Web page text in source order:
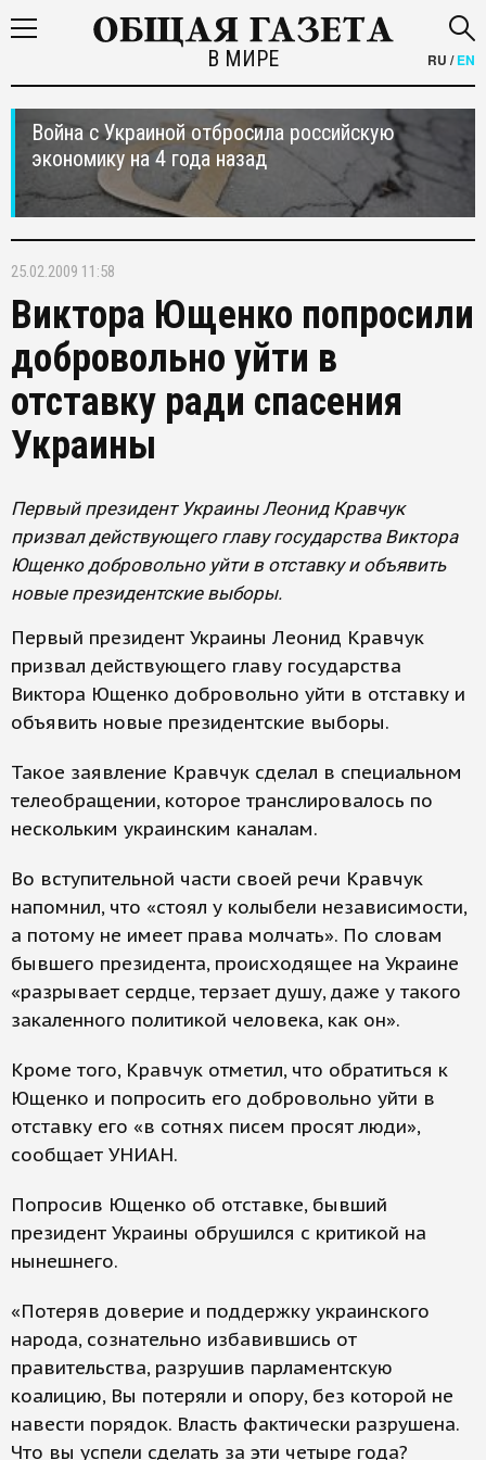
В МИРЕ RU /EN
Война с Украиной отбросила российскую
экономику на 4 года назад
25.02.2009 11:58
Виктора Ющенко попросили
добровольно уйти в
отставку ради спасения
Украины
Первый президент Украины Леонид Кравчук
призвал действующего главу государства Виктора
Ющенко добровольно уйти в отставку и объявить
новые президентские выборы.
Первый президент Украины Леонид Кравчук
призвал действующего главу государства
Виктора Ющенко добровольно уйти в отставку и
объявить новые президентские выборы.
Такое заявление Кравчук сделал в специальном
телеобращении, которое транслировалось по
нескольким украинским каналам.
Во вступительной части своей речи Кравчук
напомнил, что «стоял у колыбели независимости,
а потому не имеет права молчать». По словам
бывшего президента, происходящее на Украине
«разрывает сердце, терзает душу, даже у такого
закаленного политикой человека, как он».
Кроме того, Кравчук отметил, что обратиться к
Ющенко и попросить его добровольно уйти в
отставку его «в сотнях писем просят люди»,
сообщает УНИАН.
Попросив Ющенко об отставке, бывший
президент Украины обрушился с критикой на
нынешнего.
«Потеряв доверие и поддержку украинского
народа, сознательно избавившись от
правительства, разрушив парламентскую
коалицию, Вы потеряли и опору, без которой не
навести порядок. Власть фактически разрушена.
Что вы успели сделать за эти четыре года?